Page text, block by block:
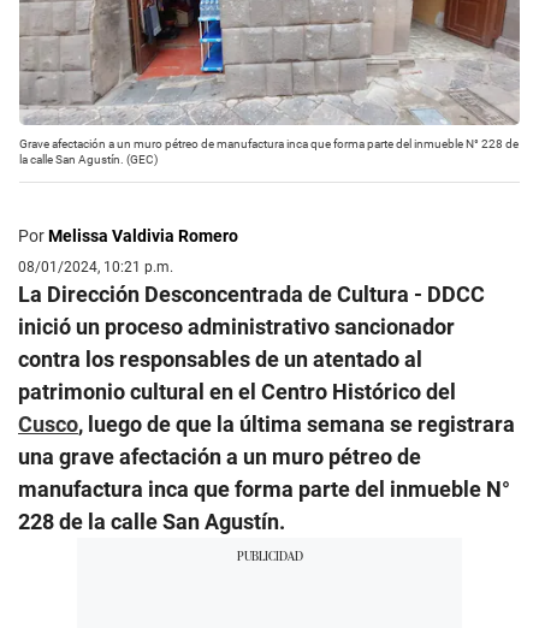
Grave afectación a un muro pétreo de manufactura inca que forma parte del inmueble N° 228 de
la calle San Agustín. (GEC)
PorMelissa Valdivia Romero
08/01/2024, 10:21 p.m.
La Dirección Desconcentrada de Cultura - DDCC
inició un proceso administrativo sancionador
contra los responsables de un atentado al
patrimonio cultural en el Centro Histórico del
Cusco, luego de que la última semana se registrara
una grave afectación a un muro pétreo de
manufactura inca que forma parte del inmueble N°
228 de la calle San Agustín.